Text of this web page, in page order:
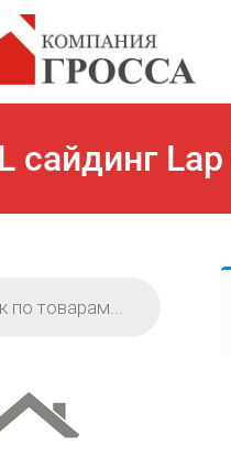
сайдинг